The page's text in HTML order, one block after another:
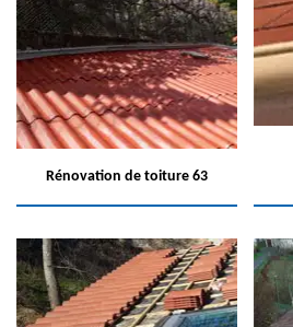
Rénovation de toiture 63